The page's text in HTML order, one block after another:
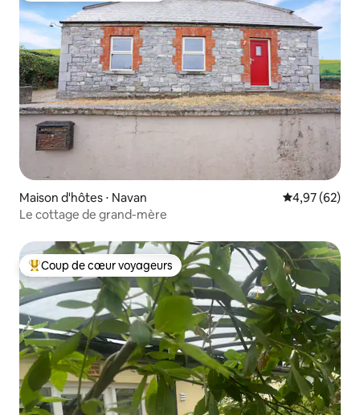
Maison d'hôtes ⋅ Navan Évaluation
4,97 (62)
Le cottage de grand-mère
Coups de cœur voyageurs les plus appréciés
Coup de cœur voyageurs